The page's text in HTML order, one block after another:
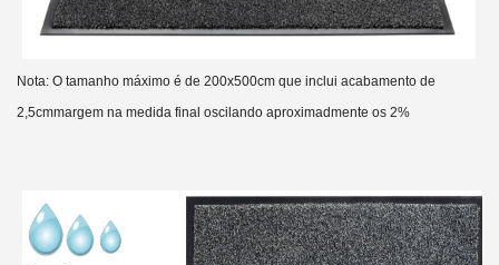
Nota: O tamanho máximo é de 200x500cm que inclui acabamento de
2,5cmmargem na medida final oscilando aproximadmente os 2%